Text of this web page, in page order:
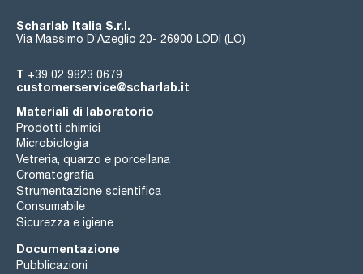
Scharlab Italia S.r.l.
Via Massimo D’Azeglio 20- 26900 LODI (LO)
T +39 02 9823 0679
customerservice@scharlab.it
Materiali di laboratorio
Prodotti chimici
Microbiologia
Vetreria, quarzo e porcellana
Cromatografia
Strumentazione scientifica
Consumabile
Sicurezza e igiene
Documentazione
Pubblicazioni